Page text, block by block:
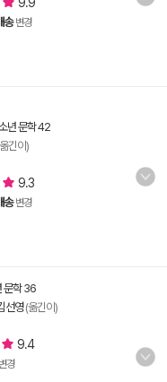
송 변경
년 문학 42
긴이)
9.3
송 변경
문학 36
선영(옮긴이)
9.4
변경